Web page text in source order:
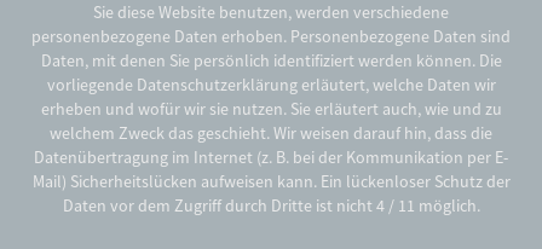
Sie diese Website benutzen, werden verschiedene
personenbezogene Daten erhoben. Personenbezogene Daten sind
Daten, mit denen Sie persönlich identifiziert werden können. Die
vorliegende Datenschutzerklärung erläutert, welche Daten wir
erheben und wofür wir sie nutzen. Sie erläutert auch, wie und zu
welchem Zweck das geschieht. Wir weisen darauf hin, dass die
Datenübertragung im Internet (z. B. bei der Kommunikation per E-
Mail) Sicherheitslücken aufweisen kann. Ein lückenloser Schutz der
Daten vor dem Zugriff durch Dritte ist nicht 4 / 11 möglich.